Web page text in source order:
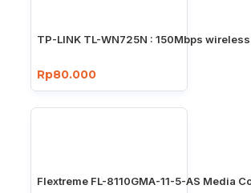
TP-LINK TL-WN725N : 150Mbps
Rp80.000
Flextreme FL-8110GMA-11-5-AS Media